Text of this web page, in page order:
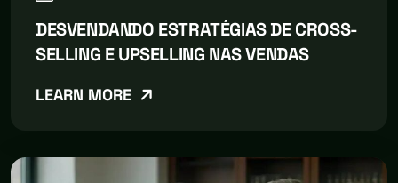
DESVENDANDO ESTRATÉGIAS DE CROSS-
SELLING E UPSELLING NAS VENDAS
LEARN MORE